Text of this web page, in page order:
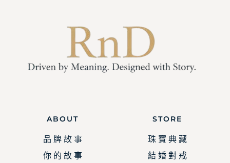
ABOUT
品 牌 故 事
你 的 故 事
STORE
珠 寶 典 藏
結 婚 對 戒